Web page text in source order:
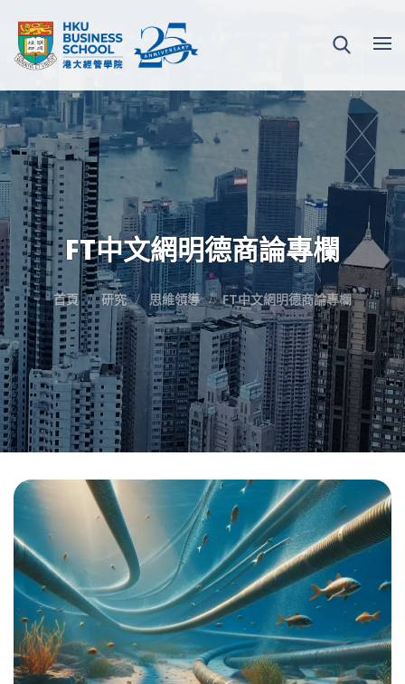
FT中文網明德商論專欄
首頁 研究 思維領導 FT中文網明德商論專欄